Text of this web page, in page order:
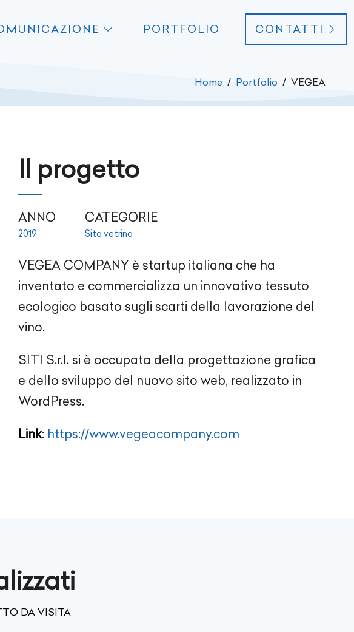
PORTFOLIO CONTATTI
Home Portfolio VEGEA
Il progetto
ANNO
2019
CATEGORIE
Sito vetrina
VEGEA COMPANY è startup italiana che ha
inventato e commercializza un innovativo tessuto
ecologico basato sugli scarti della lavorazione del
vino.
SITI S.r.l. si è occupata della progettazione grafica
e dello sviluppo del nuovo sito web, realizzato in
WordPress.
Link: https://www.vegeacompany.com
DA VISITA